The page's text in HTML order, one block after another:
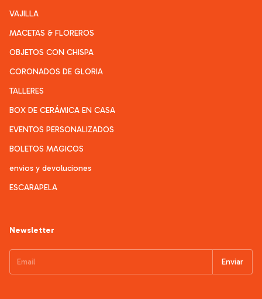
VAJILLA
MACETAS & FLOREROS
OBJETOS CON CHISPA
CORONADOS DE GLORIA
TALLERES
BOX DE CERÁMICA EN CASA
EVENTOS PERSONALIZADOS
BOLETOS MAGICOS
envios y devoluciones
ESCARAPELA
Newsletter